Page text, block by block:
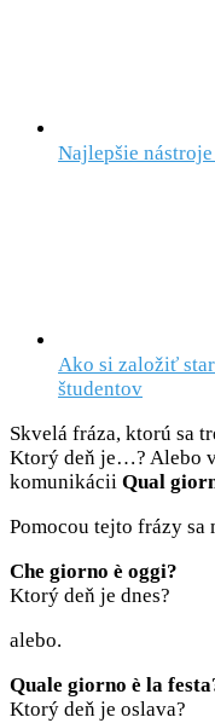
Najlepšie
Ako si založiť
študentov
Skvelá fráza, ktorú sa
Ktorý deň je…? Alebo
komunikácii Qual
Pomocou tejto frázy sa
Che giorno è oggi?
Ktorý deň je dnes?
alebo.
Quale giorno è la
Ktorý deň je oslava?